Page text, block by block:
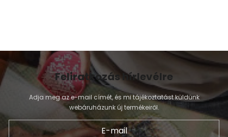
Feliratkozás hírlevélre
Adja meg az e-mail címét, és mi tájékoztatást küldünk
webáruházunk új termékeiről.
E-mail